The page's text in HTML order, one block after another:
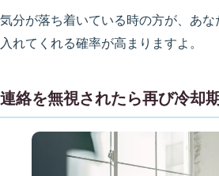
気分が落ち着いている時の方が、あ
入れてくれる確率が高まりますよ。
連絡を無視されたら再び冷却